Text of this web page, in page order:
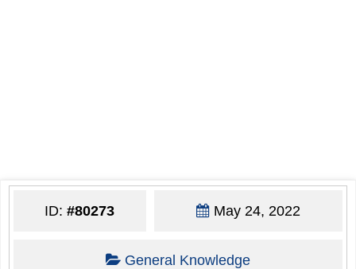
ID:#80273 May 24, 2022
General Knowledge